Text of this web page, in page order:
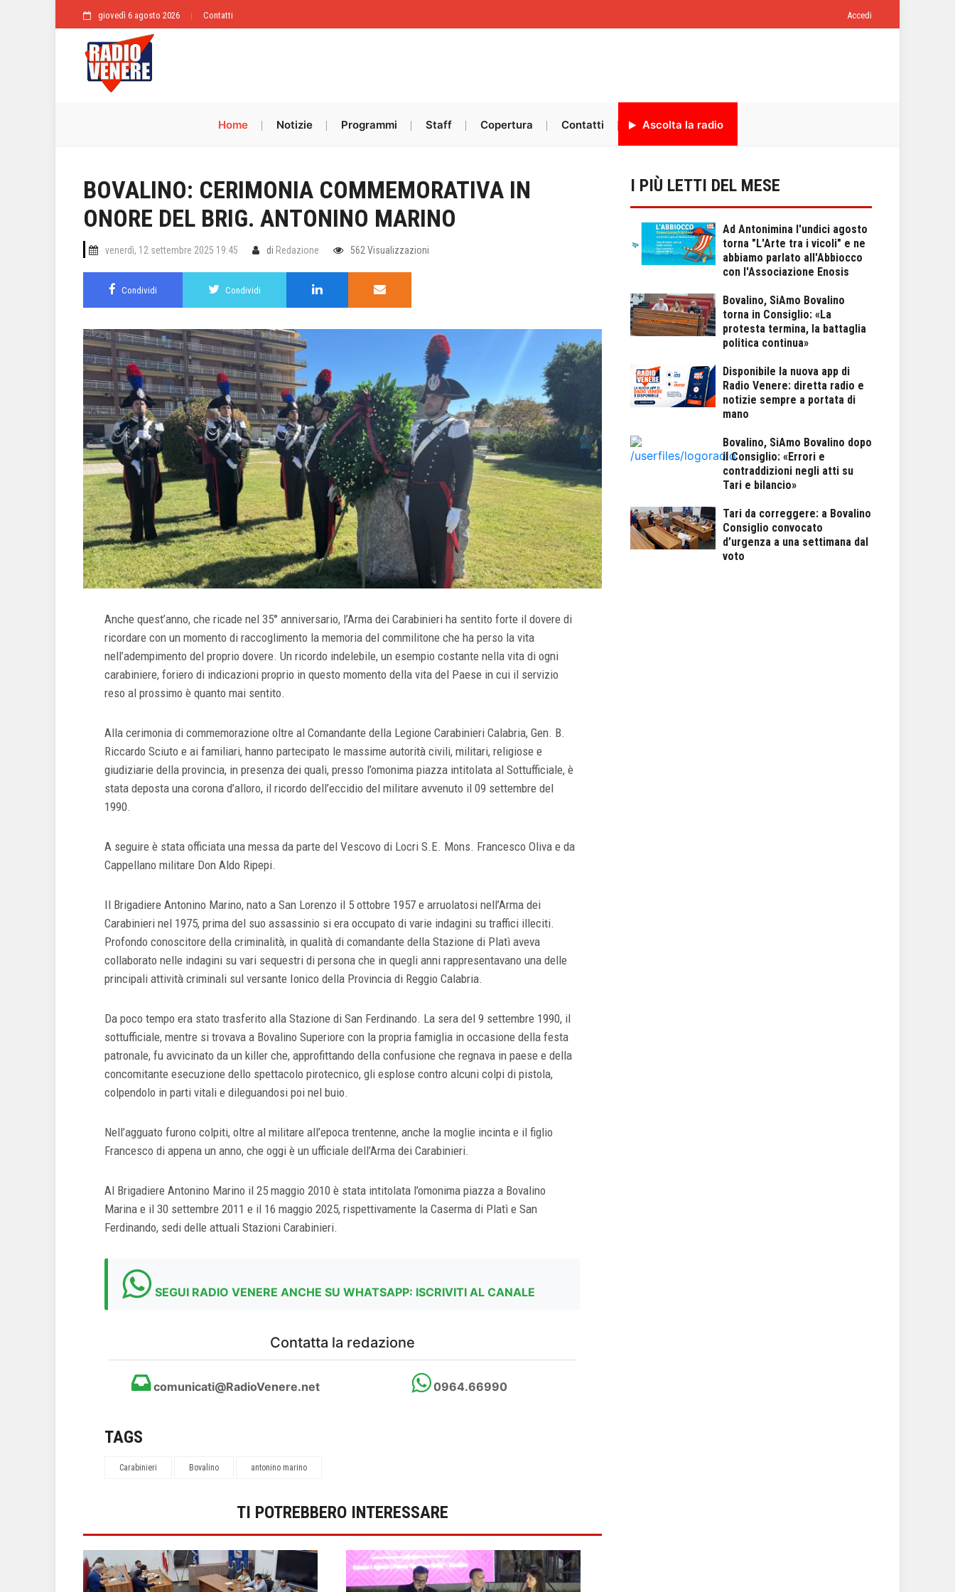
giovedì 6 agosto 2026 Contatti Accedi
Home Notizie Programmi Staff Copertura Contatti Ascolta la radio
BOVALINO: CERIMONIA COMMEMORATIVA IN
ONORE DEL BRIG. ANTONINO MARINO
venerdì, 12 settembre 2025 19:45 di Redazione 562 Visualizzazioni
Condividi Condividi
Anche quest’anno, che ricade nel 35° anniversario, l’Arma dei Carabinieri ha sentito forte il dovere di
ricordare con un momento di raccoglimento la memoria del commilitone che ha perso la vita
nell’adempimento del proprio dovere. Un ricordo indelebile, un esempio costante nella vita di ogni
carabiniere, foriero di indicazioni proprio in questo momento della vita del Paese in cui il servizio
reso al prossimo è quanto mai sentito.
Alla cerimonia di commemorazione oltre al Comandante della Legione Carabinieri Calabria, Gen. B.
Riccardo Sciuto e ai familiari, hanno partecipato le massime autorità civili, militari, religiose e
giudiziarie della provincia, in presenza dei quali, presso l’omonima piazza intitolata al Sottufficiale, è
stata deposta una corona d’alloro, il ricordo dell’eccidio del militare avvenuto il 09 settembre del
1990.
A seguire è stata officiata una messa da parte del Vescovo di Locri S.E. Mons. Francesco Oliva e da
Cappellano militare Don Aldo Ripepi.
Il Brigadiere Antonino Marino, nato a San Lorenzo il 5 ottobre 1957 e arruolatosi nell’Arma dei
Carabinieri nel 1975, prima del suo assassinio si era occupato di varie indagini su traffici illeciti.
Profondo conoscitore della criminalità, in qualità di comandante della Stazione di Platì aveva
collaborato nelle indagini su vari sequestri di persona che in quegli anni rappresentavano una delle
principali attività criminali sul versante Ionico della Provincia di Reggio Calabria.
Da poco tempo era stato trasferito alla Stazione di San Ferdinando. La sera del 9 settembre 1990, il
sottufficiale, mentre si trovava a Bovalino Superiore con la propria famiglia in occasione della festa
patronale, fu avvicinato da un killer che, approfittando della confusione che regnava in paese e della
concomitante esecuzione dello spettacolo pirotecnico, gli esplose contro alcuni colpi di pistola,
colpendolo in parti vitali e dileguandosi poi nel buio.
Nell’agguato furono colpiti, oltre al militare all’epoca trentenne, anche la moglie incinta e il figlio
Francesco di appena un anno, che oggi è un ufficiale dell’Arma dei Carabinieri.
Al Brigadiere Antonino Marino il 25 maggio 2010 è stata intitolata l’omonima piazza a Bovalino
Marina e il 30 settembre 2011 e il 16 maggio 2025, rispettivamente la Caserma di Platì e San
Ferdinando, sedi delle attuali Stazioni Carabinieri.
SEGUI RADIO VENERE ANCHE SU WHATSAPP: ISCRIVITI AL CANALE
Contatta la redazione
comunicati@RadioVenere.net 0964.66990
TAGS
Carabinieri Bovalino antonino marino
TI POTREBBERO INTERESSARE
I PIÙ LETTI DEL MESE
Ad Antonimina l'undici agosto
torna "L'Arte tra i vicoli" e ne
abbiamo parlato all'Abbiocco
con l'Associazione Enosis
Bovalino, SiAmo Bovalino
torna in Consiglio: «La
protesta termina, la battaglia
politica continua»
Disponibile la nuova app di
Radio Venere: diretta radio e
notizie sempre a portata di
mano
Bovalino, SiAmo Bovalino dopo
il Consiglio: «Errori e
contraddizioni negli atti su
Tari e bilancio»
Tari da correggere: a Bovalino
Consiglio convocato
d’urgenza a una settimana dal
voto